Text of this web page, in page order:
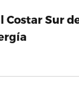
Costar Sur